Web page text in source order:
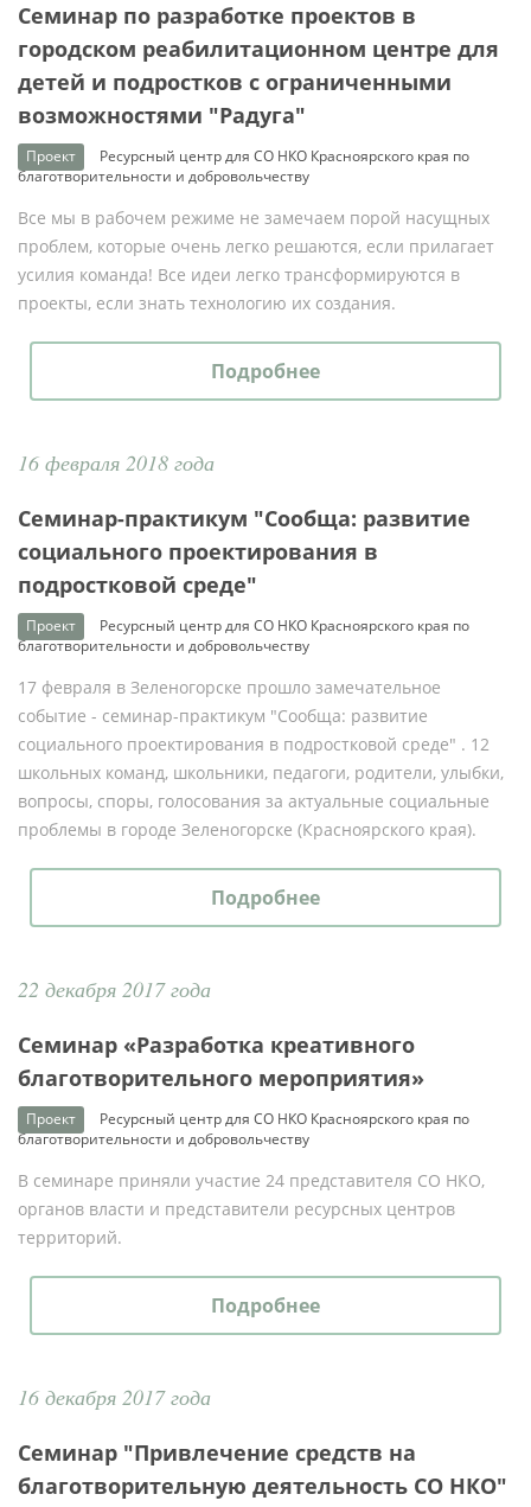
Семинар по разработке проектов в
городском реабилитационном центре для
детей и подростков с ограниченными
возможностями "Радуга"
Проект
Ресурсный центр для СО НКО Красноярского края по
благотворительности и добровольчеству
Все мы в рабочем режиме не замечаем порой насущных
проблем, которые очень легко решаются, если прилагает
усилия команда! Все идеи легко трансформируются в
проекты, если знать технологию их создания.
Подробнее
16 февраля 2018 года
Семинар-практикум "Сообща: развитие
социального проектирования в
подростковой среде"
Проект
Ресурсный центр для СО НКО Красноярского края по
благотворительности и добровольчеству
17 февраля в Зеленогорске прошло замечательное
событие - семинар-практикум "Сообща: развитие
социального проектирования в подростковой среде" . 12
школьных команд, школьники, педагоги, родители, улыбки,
вопросы, споры, голосования за актуальные социальные
проблемы в городе Зеленогорске (Красноярского края).
Подробнее
22 декабря 2017 года
Семинар «Разработка креативного
благотворительного мероприятия»
Проект
Ресурсный центр для СО НКО Красноярского края по
благотворительности и добровольчеству
В семинаре приняли участие 24 представителя СО НКО,
органов власти и представители ресурсных центров
территорий.
Подробнее
16 декабря 2017 года
Семинар "Привлечение средств на
благотворительную деятельность СО НКО"